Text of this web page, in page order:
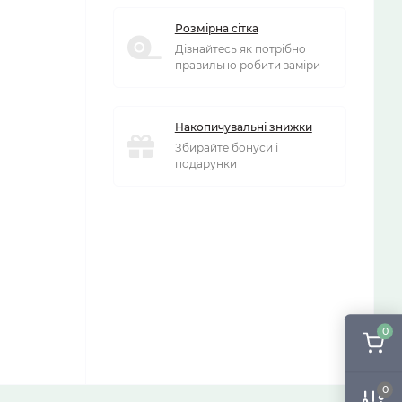
0
0
Розмірна сітка
Дізнайтесь як потрібно
правильно робити заміри
Накопичувальні знижки
Збирайте бонуси і
подарунки